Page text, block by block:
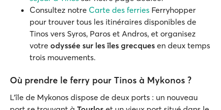
Consultez notre Carte des ferries Ferryhopper
pour trouver tous les itinéraires disponibles de
Tinos vers Syros, Paros et Andros, et organisez
votre odyssée sur les îles grecques en deux temps
trois mouvements.
Où prendre le ferry pour Tinos à Mykonos ?
L'île de Mykonos dispose de deux ports : un nouveau